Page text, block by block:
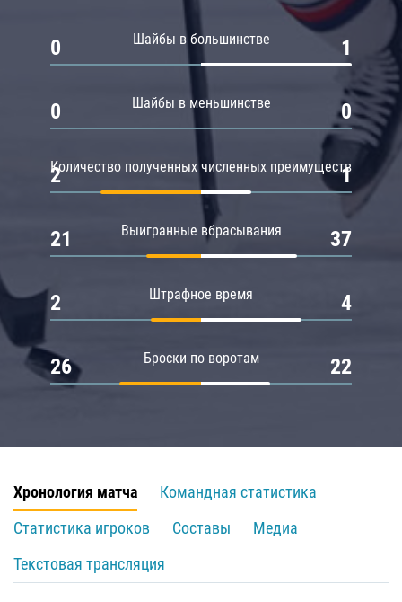
Шайбы в большинстве
0 1
Шайбы в меньшинстве
0 0
Количество полученных численных преимуществ
2 1
Выигранные вбрасывания
21 37
Штрафное время
2 4
Броски по воротам
26 22
Хронология матча
Командная статистика
Статистика игроков
Составы
Медиа
Текстовая трансляция